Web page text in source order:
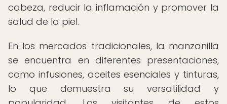
cabeza, reducir la inflamación y promover la
salud de la piel.
En los mercados tradicionales, la manzanilla
se encuentra en diferentes presentaciones,
como infusiones, aceites esenciales y tinturas,
lo que demuestra su versatilidad y